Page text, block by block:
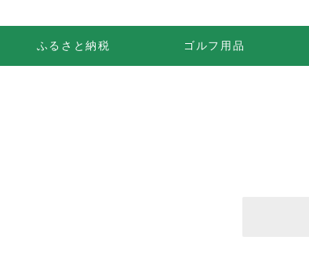
ふるさと納税 ゴルフ用品